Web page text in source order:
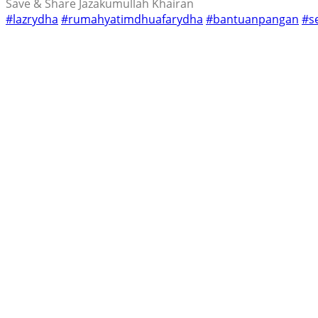
Save & Share Jazakumullah Khairan
#lazrydha #rumahyatimdhuafarydha #bantuanpangan